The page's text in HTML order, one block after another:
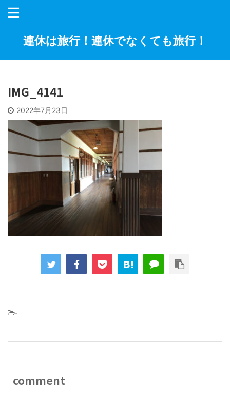
連休は旅行！連休でなくても旅行！
IMG_4141
2022年7月23日
-
comment